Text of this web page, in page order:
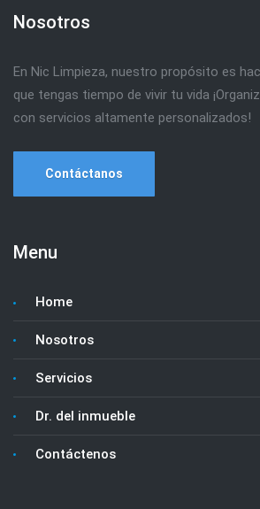
Nosotros
En Nic Limpieza, nuestro propósito es
que tengas tiempo de vivir tu vida
con servicios altamente personalizados!
Contáctanos
Menu
Home
Nosotros
Servicios
Dr. del inmueble
Contáctenos